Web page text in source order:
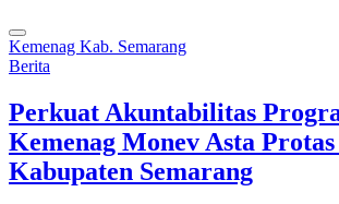
Kemenag Kab. Semarang
Berita
Perkuat Akuntabilitas
Kemenag Monev Asta
Kabupaten Semarang